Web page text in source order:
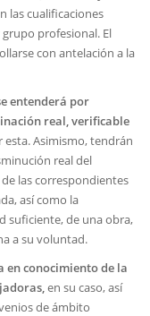
las cualificaciones
profesional. El
con antelación a la
entenderá por
real, verificable
esta. Asimismo, tendrán
real del
las correspondientes
así como la
suficiente, de una obra,
a su voluntad.
en conocimiento de la
en su caso, así
de ámbito